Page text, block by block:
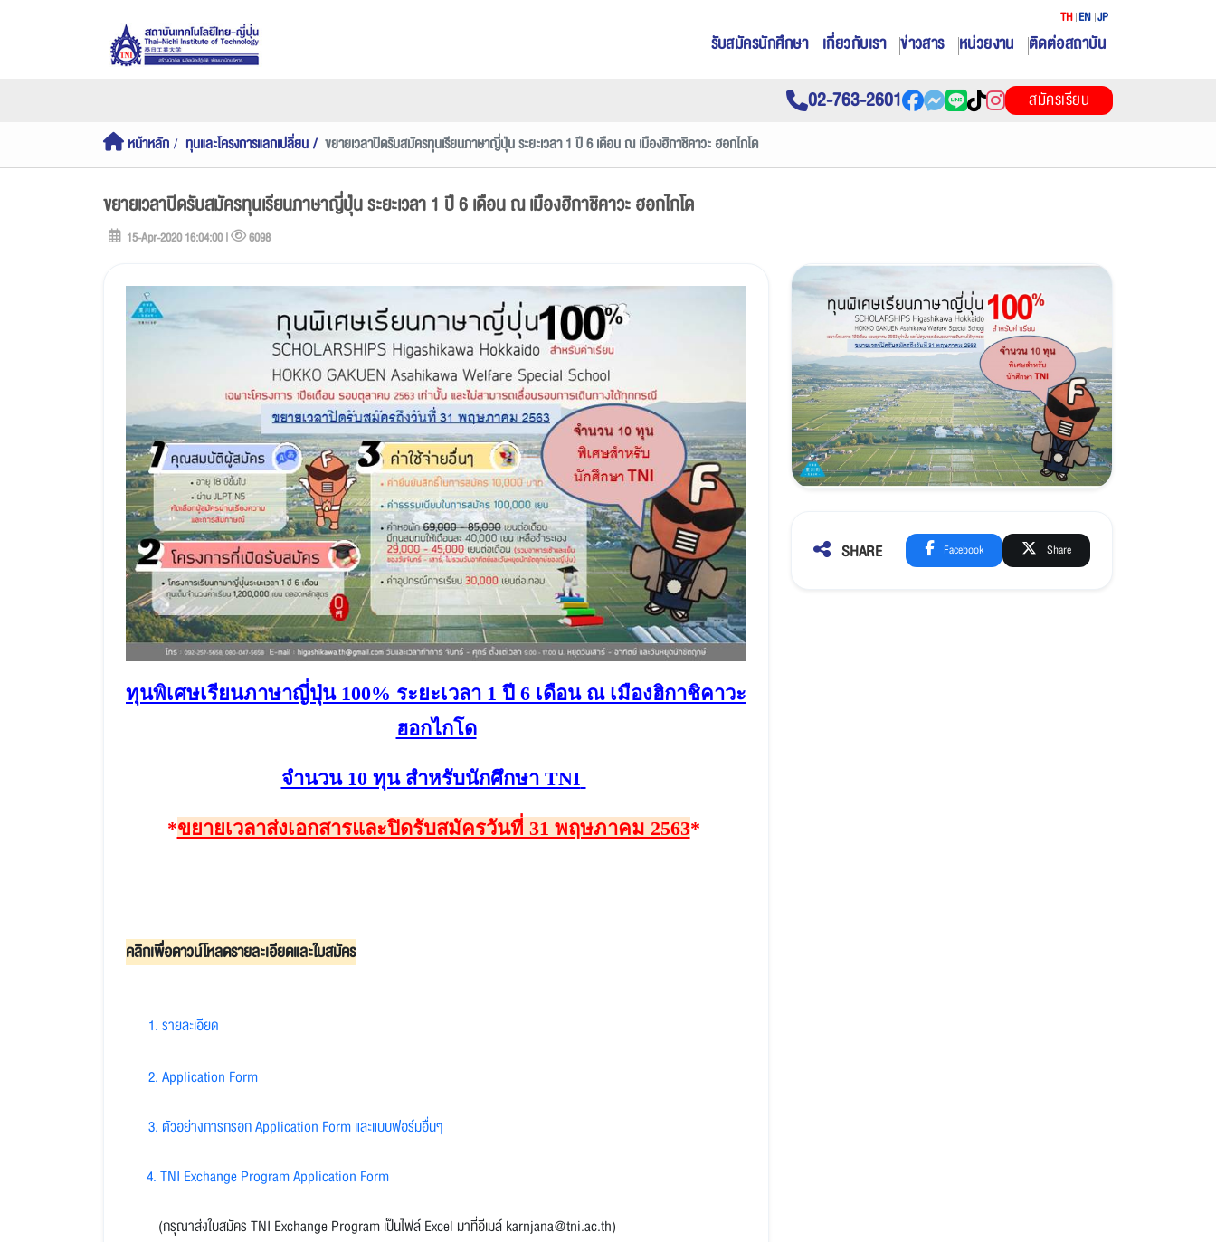
รับสมัครนักศึกษา เกี่ยวกับเรา ข่าวสาร หน่วยงาน ติดต่อสถาบัน
TH EN JP
02-763-2601 สมัครเรียน
หน้าหลัก ทุนและโครงการแลกเปลี่ยน ขยายเวลาปิดรับสมัครทุนเรียนภาษาญี่ปุ่น ระยะเวลา 1 ปี 6 เดือน ณ เมืองฮิกาชิคาวะ ฮอกไกโด
ขยายเวลาปิดรับสมัครทุนเรียนภาษาญี่ปุ่น ระยะเวลา 1 ปี 6 เดือน ณ เมืองฮิกาชิคาวะ ฮอกไกโด
15-Apr-2020 16:04:00 | 6098
ทุนพิเศษเรียนภาษาญี่ปุ่น 100% ระยะเวลา 1 ปี 6 เดือน ณ เมืองฮิกาชิคาวะ
ฮอกไกโด
จำนวน 10 ทุน สำหรับนักศึกษา TNI
*ขยายเวลาส่งเอกสารและปิดรับสมัครวันที่ 31 พฤษภาคม 2563*
คลิกเพื่อดาวน์โหลดรายละเอียดและใบสมัคร
1.รายละเอียด
2. Application Form
3. ตัวอย่างการกรอก Application Form และแบบฟอร์มอื่นๆ
4. TNI Exchange Program Application Form
(กรุณาส่งใบสมัคร TNI Exchange Program เป็นไฟล์ Excel มาที่อีเมล์ karnjana@tni.ac.th)
SHARE Facebook Share